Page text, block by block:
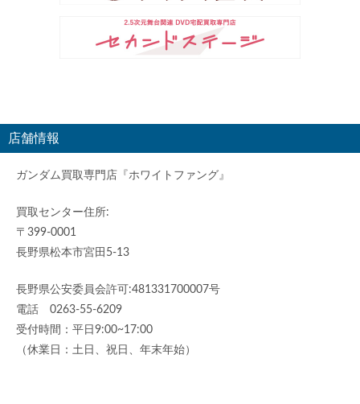
店舗情報
ガンダム買取専門店『ホワイトファング』
買取センター住所:
〒399-0001
長野県松本市宮田5-13
長野県公安委員会許可:481331700007号
電話 0263-55-6209
受付時間：平日9:00~17:00
（休業日：土日、祝日、年末年始）